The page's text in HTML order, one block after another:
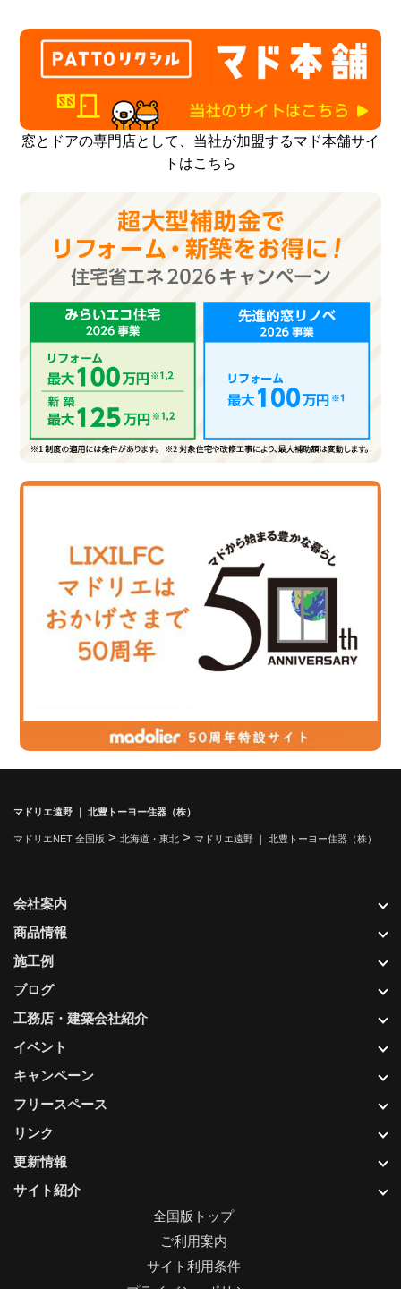
窓とドアの専門店として、当社が加盟するマド本舗サイ
トはこちら
マドリエ遠野 ｜ 北豊トーヨー住器（株）
マドリエNET 全国版 > 北海道・東北 > マドリエ遠野 ｜ 北豊トーヨー住器（株）
更新情報
サイト紹介
会社案内
商品情報
施工例
ブログ
工務店・建築会社紹介
イベント
キャンペーン
フリースペース
リンク
全国版トップ
ご利用案内
サイト利用条件